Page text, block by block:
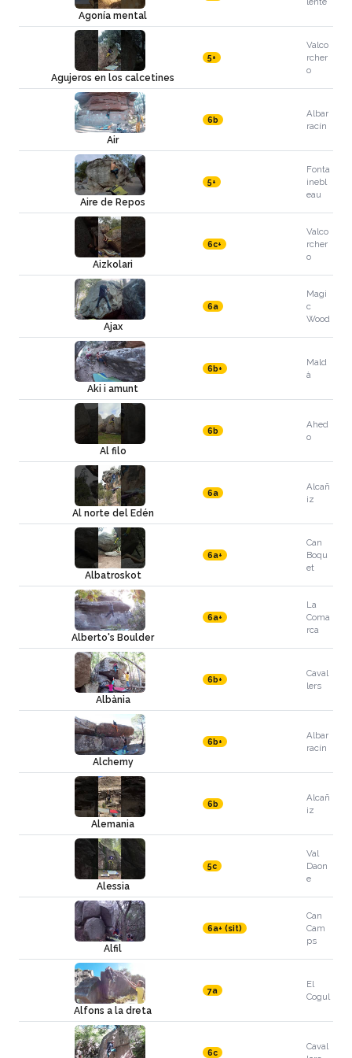
Agonía mental
Agujeros en los calcetines
5+
Valco
rcher
o
Air
6b
Albar
racín
Aire de Repos
5+
Fonta
inebl
eau
Aizkolari
6c+
Valco
rcher
o
Ajax
6a
Magi
c
Wood
Aki i amunt
6b+
Mald
à
Al filo
6b
Ahed
o
Al norte del Edén
6a
Alcañ
iz
Albatroskot
6a+
Can
Boqu
et
Alberto's Boulder
6a+
La
Coma
rca
Albània
6b+
Caval
lers
Alchemy
6b+
Albar
racín
Alemania
6b
Alcañ
iz
Alessia
5c
Val
Daon
e
Alfil
6a+ (sit)
Can
Cam
ps
Alfons a la dreta
7a
El
Cogul
6c
Caval